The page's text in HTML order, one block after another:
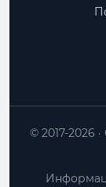
© 2017-2026